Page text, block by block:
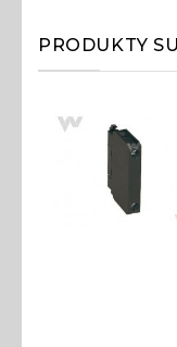
PRODUKTY